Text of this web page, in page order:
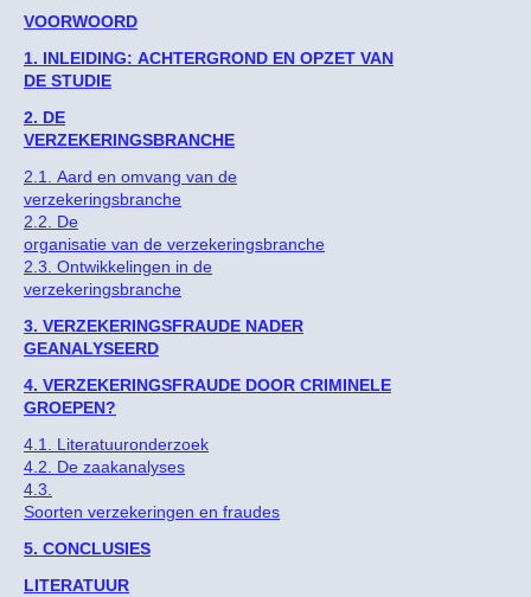
VOORWOORD
1. INLEIDING: ACHTERGROND EN OPZET VAN
DE STUDIE
2. DE
VERZEKERINGSBRANCHE
2.1. Aard en omvang van de
verzekeringsbranche
2.2. De
organisatie van de verzekeringsbranche
2.3. Ontwikkelingen in de
verzekeringsbranche
3. VERZEKERINGSFRAUDE NADER
GEANALYSEERD
4. VERZEKERINGSFRAUDE DOOR CRIMINELE
GROEPEN?
4.1. Literatuuronderzoek
4.2. De zaakanalyses
4.3.
Soorten verzekeringen en fraudes
5. CONCLUSIES
LITERATUUR